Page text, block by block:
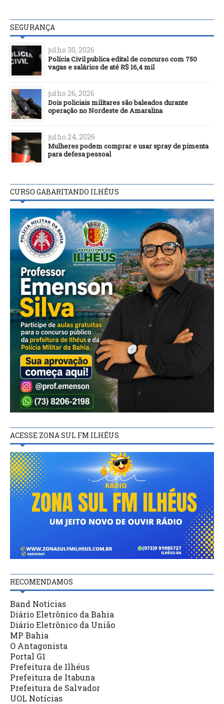
SEGURANÇA
julho 30, 2026
Polícia Civil publica edital de concurso com 750
vagas e salários de até R$ 16,4 mil
julho 26, 2026
Dois policiais militares são baleados durante
operação no Nordeste de Amaralina
julho 24, 2026
Mulheres podem comprar e usar spray de pimenta
para defesa pessoal
CURSO GABARITANDO ILHÉUS
ACESSE ZONA SUL FM ILHÉUS
RECOMENDAMOS
Band Notícias
Diário Eletrônico da Bahia
Diário Eletrônico da União
MP Bahia
O Antagonista
Portal G1
Prefeitura de Ilhéus
Prefeitura de Itabuna
Prefeitura de Salvador
UOL Notícias